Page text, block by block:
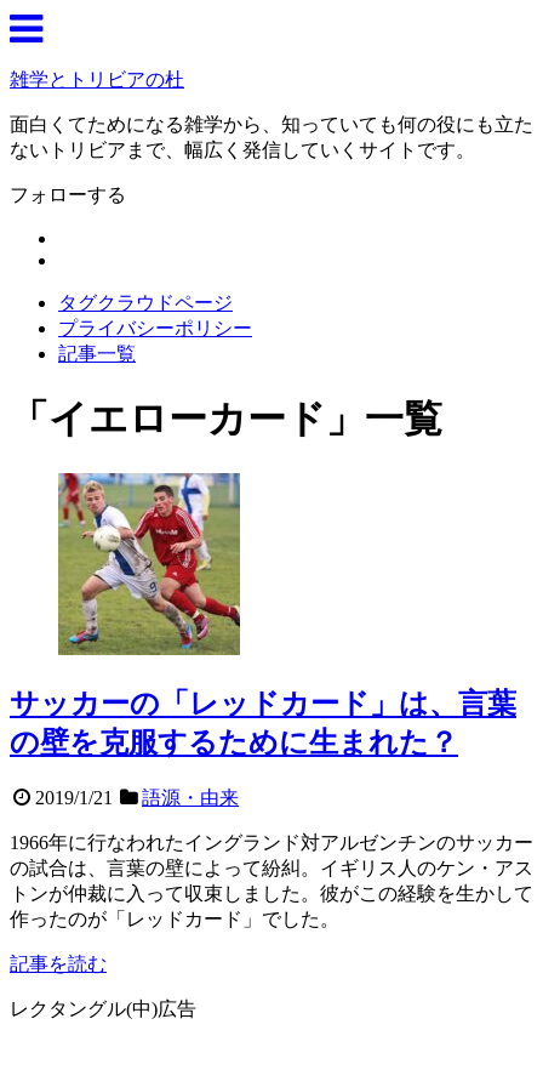
雑学とトリビアの杜
面白くてためになる雑学から、知っていても何の役にも立た
ないトリビアまで、幅広く発信していくサイトです。
フォローする
タグクラウドページ
プライバシーポリシー
記事一覧
「 イエローカード 」 一覧
サッカーの「レッドカード」は、言葉
の壁を克服するために生まれた？
2019/1/21 語源・由来
1966年に行なわれたイングランド対アルゼンチンのサッカー
の試合は、言葉の壁によって紛糾。イギリス人のケン・アス
トンが仲裁に入って収束しました。彼がこの経験を生かして
作ったのが「レッドカード」でした。
記事を読む
レクタングル(中)広告